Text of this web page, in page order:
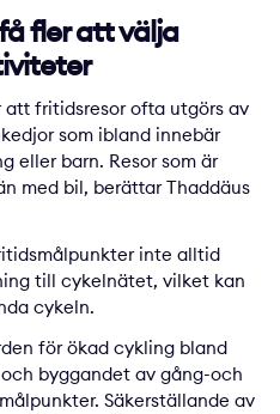
fler att välja
att fritidsresor ofta utgörs av
som ibland innebär
eller barn. Resor som är
med bil, berättar Thaddäus
inte alltid
till cykelnätet, vilket kan
cykeln.
för ökad cykling bland
byggandet av gång-och
Säkerställande av